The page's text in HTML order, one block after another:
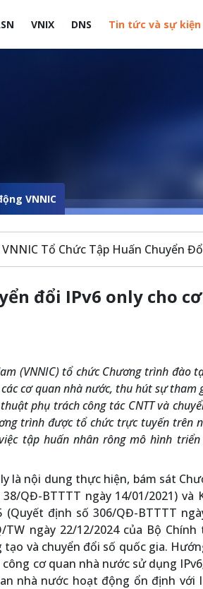
VNIX DNS Tin tức và sự kiện
VNNIC
VNNIC Tổ Chức Tập Huấn Chuyển
đổi IPv6 only cho
(VNNIC) tổ chức Chương trình đào
cơ quan nhà nước, thu hút sự tham
phụ trách công tác CNTT và
trình được tổ chức trực tuyến trên
tập huấn nhân rông mô hình
là nội dung thực hiện, bám sát
QĐ-BTTTT ngày 14/01/2021) và
(Quyết định số 306/QĐ-BTTTT
ngày 22/12/2024 của Bộ
và chuyển đổi số quốc gia.
cơ quan nhà nước sử dụng
nhà nước hoạt động ổn định với